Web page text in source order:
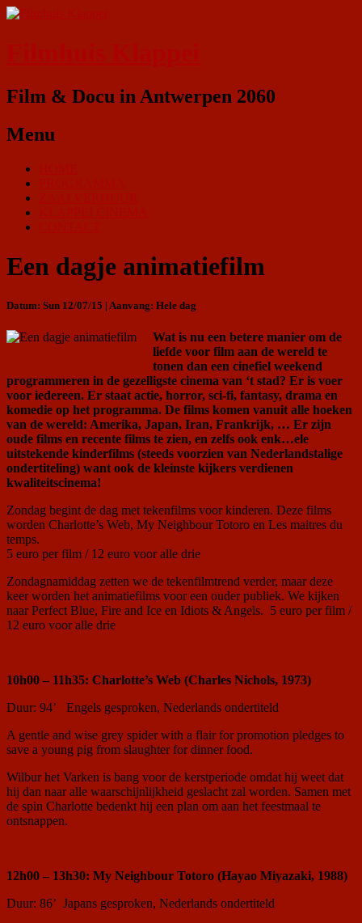
Film & Docu in Antwerpen 2060
Menu
Een dagje animatiefilm
Datum: Sun 12/07/15 | Aanvang: Hele dag
Wat is nu een betere manier om de
liefde voor film aan de wereld te
tonen dan een cinefiel weekend
programmeren in de gezelligste cinema van ‘t stad? Er is voer
voor iedereen. Er staat actie, horror, sci-fi, fantasy, drama en
komedie op het programma. De films komen vanuit alle hoeken
van de wereld: Amerika, Japan, Iran, Frankrijk, … Er zijn
oude films en recente films te zien, en zelfs ook enk…ele
uitstekende kinderfilms (steeds voorzien van Nederlandstalige
ondertiteling) want ook de kleinste kijkers verdienen
kwaliteitscinema!
Zondag begint de dag met tekenfilms voor kinderen. Deze films
worden Charlotte’s Web, My Neighbour Totoro en Les maitres du
temps.
5 euro per film / 12 euro voor alle drie
Zondagnamiddag zetten we de tekenfilmtrend verder, maar deze
keer worden het animatiefilms voor een ouder publiek. We kijken
naar Perfect Blue, Fire and Ice en Idiots & Angels. 5 euro per film /
12 euro voor alle drie
10h00 – 11h35: Charlotte’s Web (Charles Nichols, 1973)
Duur: 94’ Engels gesproken, Nederlands ondertiteld
A gentle and wise grey spider with a flair for promotion pledges to
save a young pig from slaughter for dinner food.
Wilbur het Varken is bang voor de kerstperiode omdat hij weet dat
hij dan naar alle waarschijnlijkheid geslacht zal worden. Samen met
de spin Charlotte bedenkt hij een plan om aan het feestmaal te
ontsnappen.
12h00 – 13h30: My Neighbour Totoro (Hayao Miyazaki, 1988)
Duur: 86’ Japans gesproken, Nederlands ondertiteld